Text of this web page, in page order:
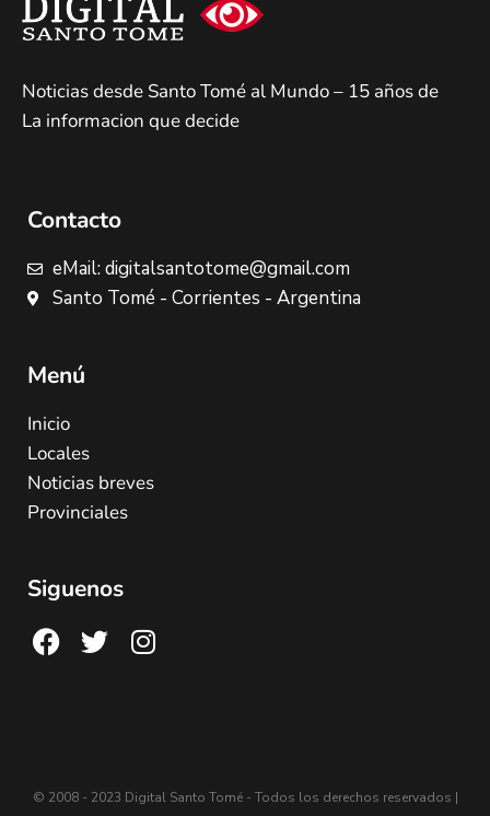
Noticias desde Santo Tomé al Mundo – 15 años de
La informacion que decide
Contacto
eMail: digitalsantotome@gmail.com
Santo Tomé - Corrientes - Argentina
Menú
Inicio
Locales
Noticias breves
Provinciales
Siguenos
© 2008 - 2023 Digital Santo Tomé - Todos los derechos reservados |